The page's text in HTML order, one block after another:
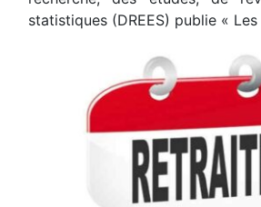
statistiques (DREES) publie «